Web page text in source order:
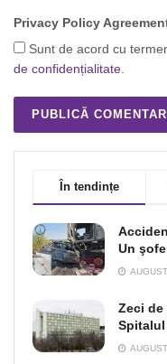
Privacy Policy
Sunt de acord cu
de confidențialitate.
În tendințe
Un
Zeci